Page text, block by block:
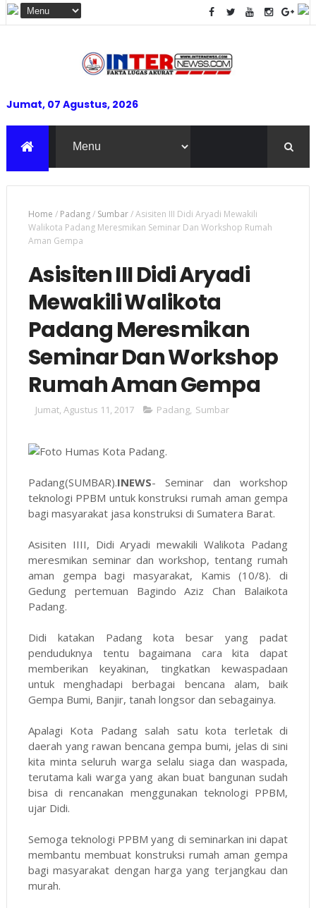
Jumat, 07 Agustus, 2026
Home / Padang/ Sumbar/Asisiten III Didi Aryadi Mewakili
Walikota Padang Meresmikan Seminar Dan Workshop Rumah
Aman Gempa
Asisiten III Didi Aryadi
Mewakili Walikota
Padang Meresmikan
Seminar Dan Workshop
Rumah Aman Gempa
Jumat, Agustus 11, 2017 Padang, Sumbar
Padang(SUMBAR).INEWS- Seminar dan workshop
teknologi PPBM untuk konstruksi rumah aman gempa
bagi masyarakat jasa konstruksi di Sumatera Barat.
Asisiten IIII, Didi Aryadi mewakili Walikota Padang
meresmikan seminar dan workshop, tentang rumah
aman gempa bagi masyarakat, Kamis (10/8). di
Gedung pertemuan Bagindo Aziz Chan Balaikota
Padang.
Didi katakan Padang kota besar yang padat
penduduknya tentu bagaimana cara kita dapat
memberikan keyakinan, tingkatkan kewaspadaan
untuk menghadapi berbagai bencana alam, baik
Gempa Bumi, Banjir, tanah longsor dan sebagainya.
Apalagi Kota Padang salah satu kota terletak di
daerah yang rawan bencana gempa bumi, jelas di sini
kita minta seluruh warga selalu siaga dan waspada,
terutama kali warga yang akan buat bangunan sudah
bisa di rencanakan menggunakan teknologi PPBM,
ujar Didi.
Semoga teknologi PPBM yang di seminarkan ini dapat
membantu membuat konstruksi rumah aman gempa
bagi masyarakat dengan harga yang terjangkau dan
murah.